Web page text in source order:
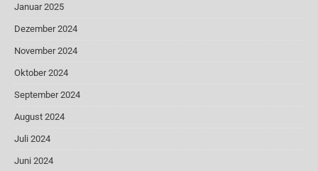
Januar 2025
Dezember 2024
November 2024
Oktober 2024
September 2024
August 2024
Juli 2024
Juni 2024